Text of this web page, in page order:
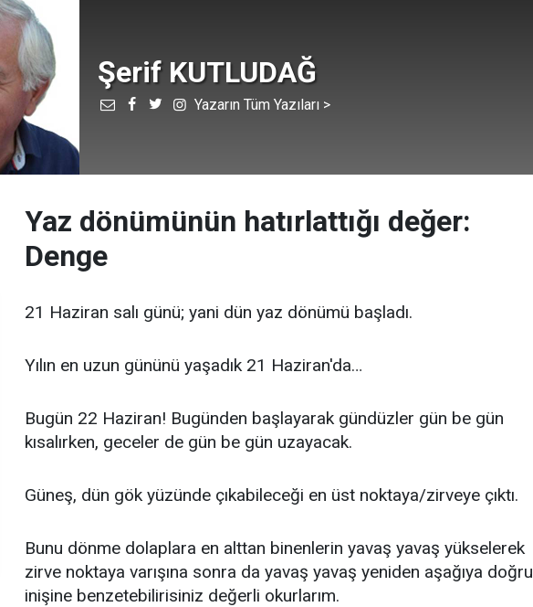
Şerif KUTLUDAĞ
Yazarın Tüm Yazıları >
Yaz dönümünün hatırlattığı değer:
Denge
21 Haziran salı günü; yani dün yaz dönümü başladı.
Yılın en uzun gününü yaşadık 21 Haziran'da…
Bugün 22 Haziran! Bugünden başlayarak gündüzler gün be gün
kısalırken, geceler de gün be gün uzayacak.
Güneş, dün gök yüzünde çıkabileceği en üst noktaya/zirveye çıktı.
Bunu dönme dolaplara en alttan binenlerin yavaş yavaş yükselerek
zirve noktaya varışına sonra da yavaş yavaş yeniden aşağıya doğru
inişine benzetebilirisiniz değerli okurlarım.